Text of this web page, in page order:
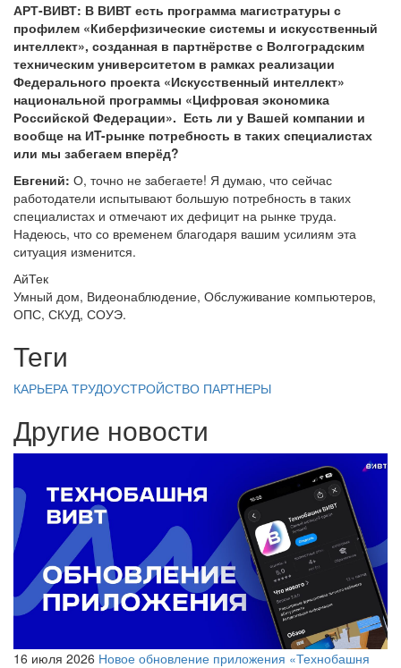
АРТ-ВИВТ: В ВИВТ есть программа магистратуры с
профилем «Киберфизические системы и искусственный
интеллект», созданная в партнёрстве с Волгоградским
техническим университетом в рамках реализации
Федерального проекта «Искусственный интеллект»
национальной программы «Цифровая экономика
Российской Федерации». Есть ли у Вашей компании и
вообще на ИT-рынке потребность в таких специалистах
или мы забегаем вперёд?
Евгений: О, точно не забегаете! Я думаю, что сейчас
работодатели испытывают большую потребность в таких
специалистах и отмечают их дефицит на рынке труда.
Надеюсь, что со временем благодаря вашим усилиям эта
ситуация изменится.
АйТек
Умный дом, Видеонаблюдение, Обслуживание компьютеров,
ОПС, СКУД, СОУЭ.
Теги
КАРЬЕРАТРУДОУСТРОЙСТВО ПАРТНЕРЫ
Другие новости
16 июля 2026 Новое обновление приложения «Технобашня